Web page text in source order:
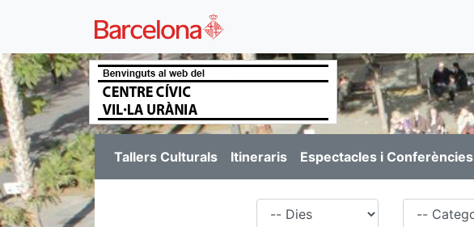
Tallers Culturals Itineraris Espectacles i Conferències